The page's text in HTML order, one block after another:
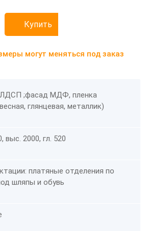
Купить
могут меняться под заказ
ЛДСП ;фасад МДФ, пленка
глянцевая, металлик)
выс. 2000, гл. 520
платяные отделения по
шляпы и обувь